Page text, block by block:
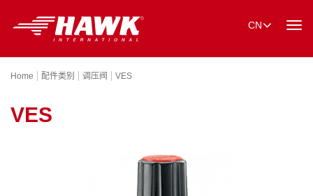
CN
Home 配件类别 调压阀 VES
VES